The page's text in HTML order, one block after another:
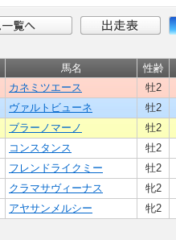
馬名
性齢
カネミツエース
牡2
ヴァルトビューネ
牡2
ブラーノマーノ
牡2
コンスタンス
牡2
フレンドライクミー
牡2
クラマサヴィーナス
牝2
アヤサンメルシー 牝2